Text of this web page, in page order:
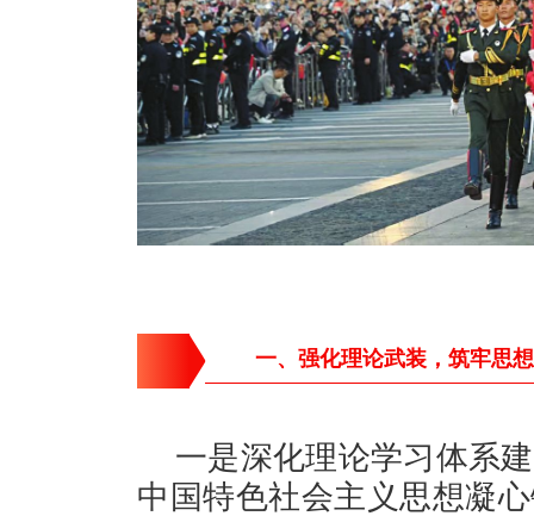
一、强化理论武装，筑牢思
一是深化理论学习体系
中国特色社会主义思想凝